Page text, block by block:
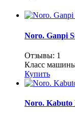
Noro. Ganpi
Отзывы: 1
Класс
Купить
Noro. Kabuto